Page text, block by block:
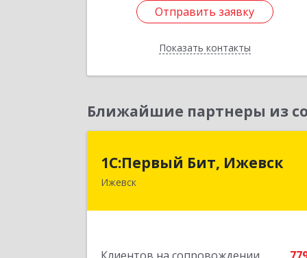
Отправить заявку
Показать контакты
Отправить заявку
Назад
Ближайшие партнеры из
1С:Первый Бит, Ижевск
Ижевск
1С:Первый Бит, Ижевск
426008, Удмуртская Респ, Ижевск г,